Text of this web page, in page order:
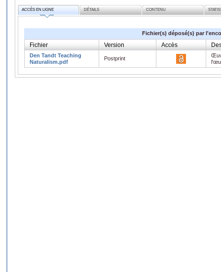
ACCÈS EN LIGNE DÉTAILS CONTENU
Fichier(s) déposé(s) par
Fichier Version Accès
Den Tandt Teaching
Naturalism.pdf
Postprint